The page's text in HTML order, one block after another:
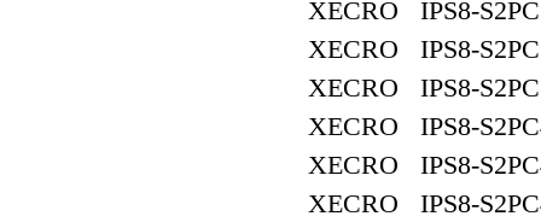
XECRO IPS8-
XECRO IPS8-
XECRO IPS8-
XECRO IPS8-
XECRO IPS8-
XECRO IPS8-